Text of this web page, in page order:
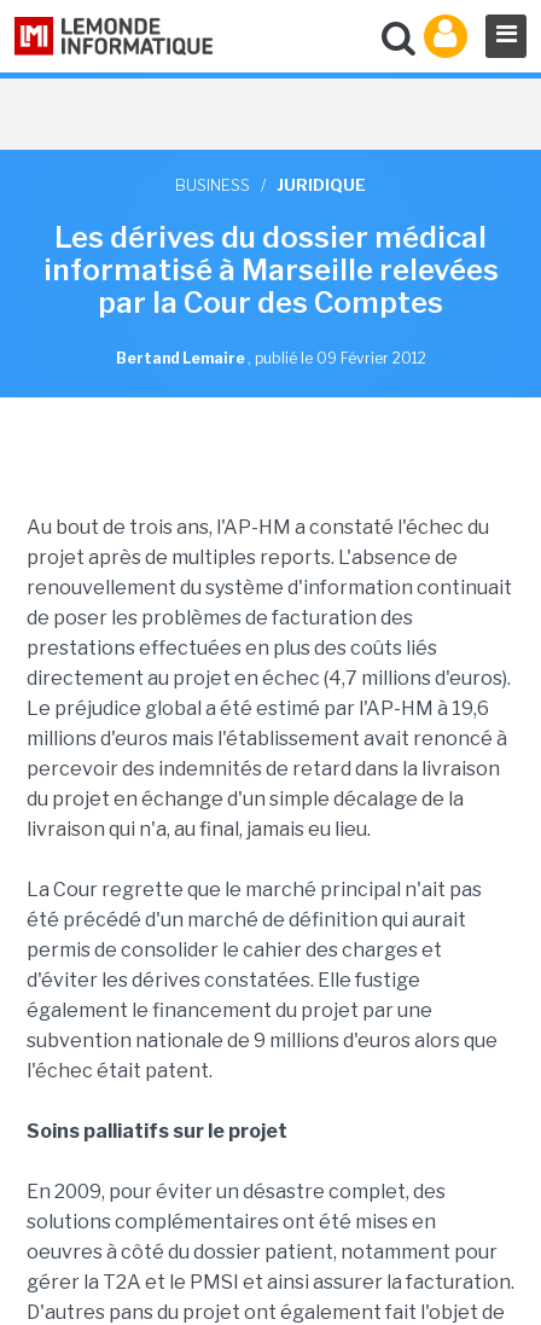
BUSINESS / JURIDIQUE
Les dérives du dossier médical
informatisé à Marseille relevées
par la Cour des Comptes
Bertand Lemaire , publié le 09 Février 2012
Au bout de trois ans, l'AP-HM a constaté l'échec du
projet après de multiples reports. L'absence de
renouvellement du système d'information continuait
de poser les problèmes de facturation des
prestations effectuées en plus des coûts liés
directement au projet en échec (4,7 millions d'euros).
Le préjudice global a été estimé par l'AP-HM à 19,6
millions d'euros mais l'établissement avait renoncé à
percevoir des indemnités de retard dans la livraison
du projet en échange d'un simple décalage de la
livraison qui n'a, au final, jamais eu lieu.
La Cour regrette que le marché principal n'ait pas
été précédé d'un marché de définition qui aurait
permis de consolider le cahier des charges et
d'éviter les dérives constatées. Elle fustige
également le financement du projet par une
subvention nationale de 9 millions d'euros alors que
l'échec était patent.
Soins palliatifs sur le projet
En 2009, pour éviter un désastre complet, des
solutions complémentaires ont été mises en
oeuvres à côté du dossier patient, notamment pour
gérer la T2A et le PMSI et ainsi assurer la facturation.
D'autres pans du projet ont également fait l'objet de